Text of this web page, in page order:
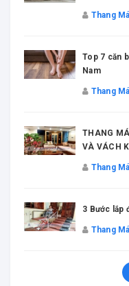
Thang
Top 7 căn
Nam
Thang
THANG
VÀ VÁCH
Thang
3 Bước lắp
Thang